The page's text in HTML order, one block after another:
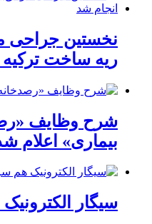
نخستین جراحی
ریه ساخت
شرح وظایف
بیماری» اعلام
سیگار